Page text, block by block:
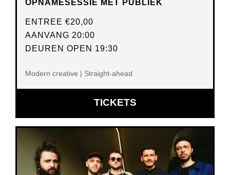
OPNAMESESSIE MET PUBLIEK
ENTREE €20,00
AANVANG 20:00
DEUREN OPEN 19:30
Modern creative | Straight-ahead
TICKETSOPENT
IN
VENSTER